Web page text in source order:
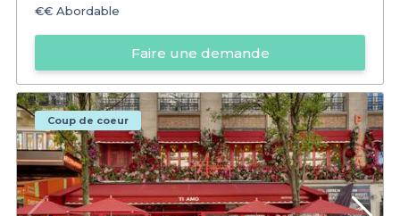
€€ Abordable
Faire une demande
Coup de coeur